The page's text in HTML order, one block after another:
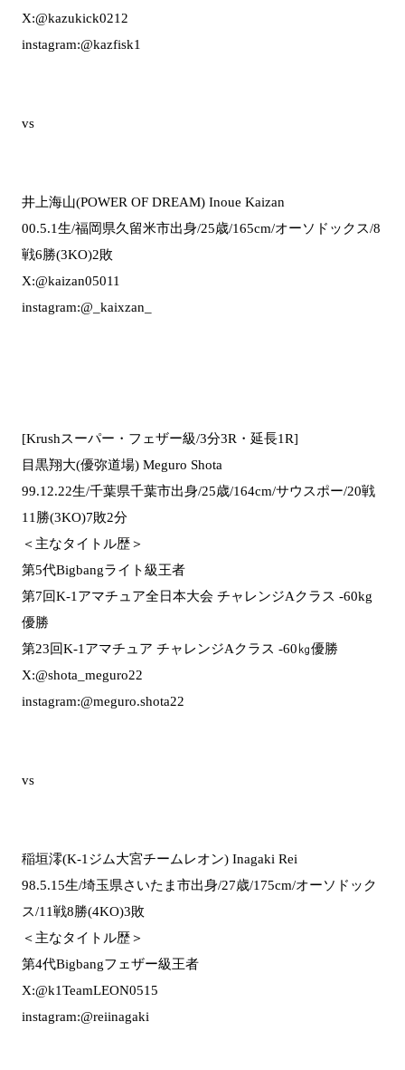
X:@kazukick0212
instagram:@kazfisk1
vs
井上海山(POWER OF DREAM) Inoue Kaizan
00.5.1生/福岡県久留米市出身/25歳/165cm/オーソドックス/8
戦6勝(3KO)2敗
X:@kaizan05011
instagram:@_kaixzan_
[Krushスーパー・フェザー級/3分3R・延長1R]
目黒翔大(優弥道場) Meguro Shota
99.12.22生/千葉県千葉市出身/25歳/164cm/サウスポー/20戦
11勝(3KO)7敗2分
＜主なタイトル歴＞
第5代Bigbangライト級王者
第7回K-1アマチュア全日本大会 チャレンジAクラス -60kg
優勝
第23回K-1アマチュア チャレンジAクラス -60㎏優勝
X:@shota_meguro22
instagram:@meguro.shota22
vs
稲垣澪(K-1ジム大宮チームレオン) Inagaki Rei
98.5.15生/埼玉県さいたま市出身/27歳/175cm/オーソドック
ス/11戦8勝(4KO)3敗
＜主なタイトル歴＞
第4代Bigbangフェザー級王者
X:@k1TeamLEON0515
instagram:@reiinagaki